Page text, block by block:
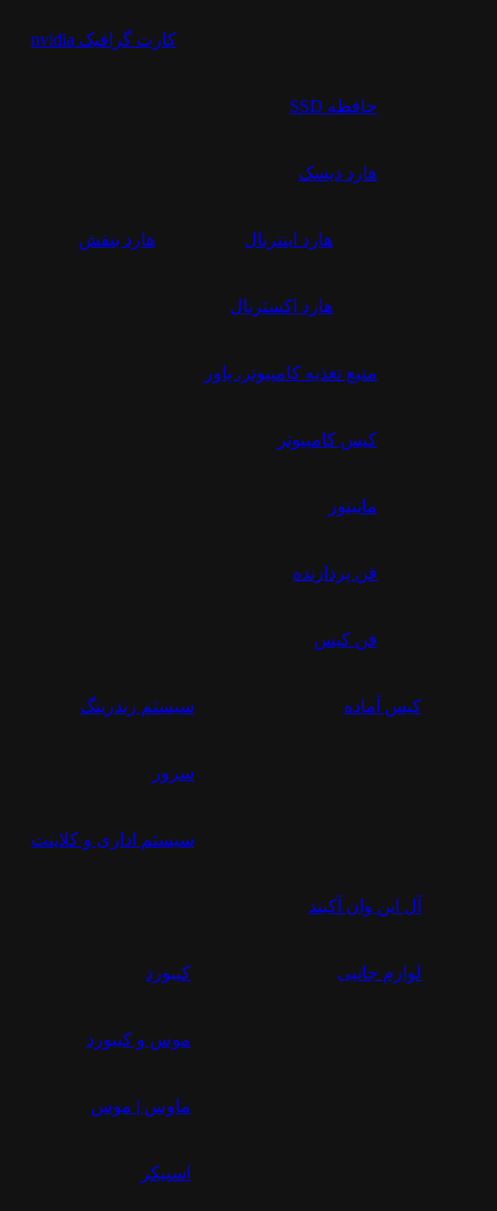
کارت گرافیک nvidia
حافظه SSD
هارد دیسک
هارد اینترنال هارد بنفش
هارد اکسترنال
منبع تغذیه کامپیوتر، پاور
کیس کامپیوتر
مانیتور
فن پردازنده
فن کیس
کیس آماده سیستم رندرینگ
سرور
سیستم‌ اداری و کلاینت
آل این وان آکبند
لوازم جانبی کیبورد
موس و کیبورد
ماوس | موس
اسپیکر